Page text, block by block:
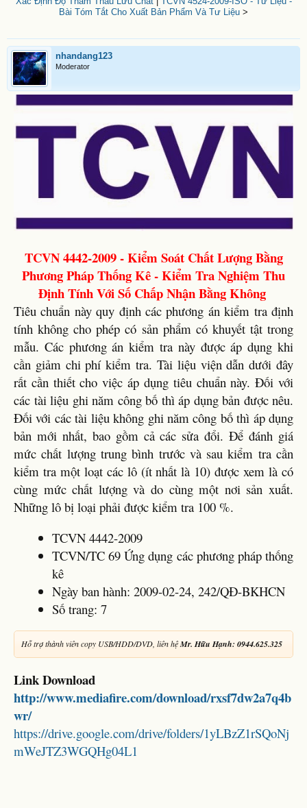
Bài Tóm Tắt Cho Xuất Bản Phẩm Và Tư Liệu >
nhandang123
Moderator
TCVN 4442-2009 - Kiểm Soát Chất Lượng Bằng
Phương Pháp Thống Kê - Kiểm Tra Nghiệm Thu
Định Tính Với Số Chấp Nhận Bằng Không
Tiêu chuẩn này quy định các phương án kiểm tra định
tính không cho phép có sản phẩm có khuyết tật trong
mẫu. Các phương án kiểm tra này được áp dụng khi
cần giảm chi phí kiểm tra. Tài liệu viện dẫn dưới đây
rất cần thiết cho việc áp dụng tiêu chuẩn này. Đối với
các tài liệu ghi năm công bố thì áp dụng bản được nêu.
Đối với các tài liệu không ghi năm công bố thì áp dụng
bản mới nhất, bao gồm cả các sửa đổi. Để đánh giá
mức chất lượng trung bình trước và sau kiểm tra cần
kiểm tra một loạt các lô (ít nhất là 10) được xem là có
cùng mức chất lượng và do cùng một nơi sản xuất.
Những lô bị loại phải được kiểm tra 100 %.
TCVN 4442-2009
TCVN/TC 69 Ứng dụng các phương pháp thống
kê
Ngày ban hành: 2009-02-24, 242/QĐ-BKHCN
Số trang: 7
Hỗ trợ thành viên copy USB/HDD/DVD, liên hệMr. Hữu Hạnh: 0944.625.325
Link Download
http://www.mediafire.com/download/rxsf7dw2a7q4b
wr/
https://drive.google.com/drive/folders/1yLBzZ1rSQoNj
mWeJTZ3WGQHg04L1